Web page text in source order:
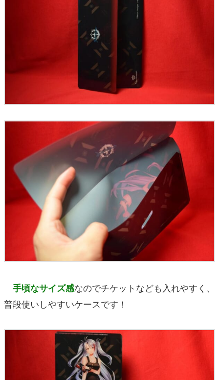
手頃なサイズ感なのでチケットなども入れやすく、
普段使いしやすいケースです！